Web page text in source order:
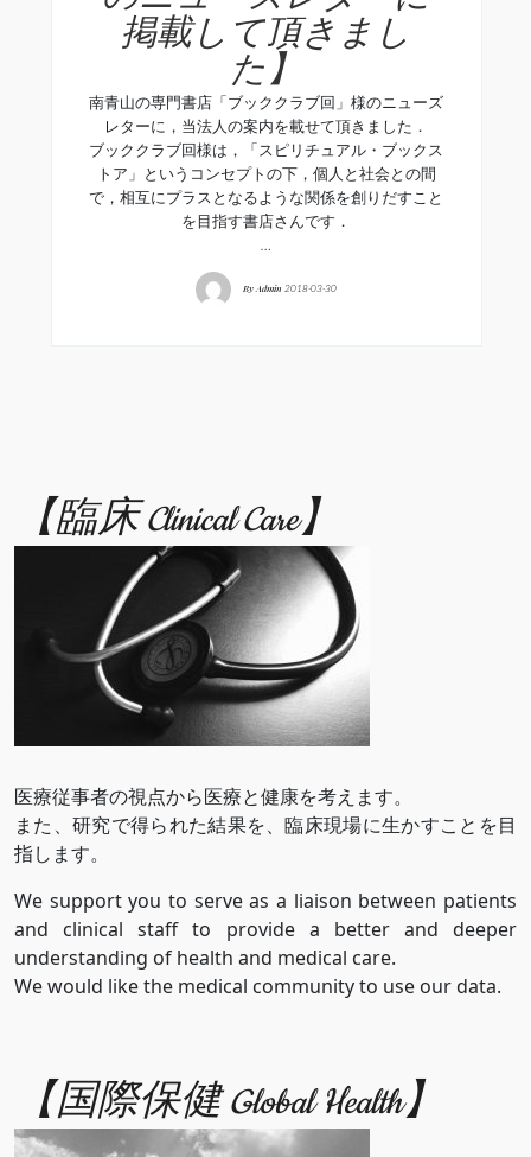
掲載して頂きまし
た】
南青山の専門書店「ブッククラブ回」様のニューズ
レターに，当法人の案内を載せて頂きました．
ブッククラブ回様は，「スピリチュアル・ブックス
トア」というコンセプトの下，個人と社会との間
で，相互にプラスとなるような関係を創りだすこと
を目指す書店さんです．
…
ByAdmin 2018-03-30
【臨床 Clinical Care】
医療従事者の視点から医療と健康を考えます。
また、研究で得られた結果を、臨床現場に生かすことを目
指します。
We support you to serve as a liaison between patients
and clinical staff to provide a better and deeper
understanding of health and medical care.
We would like the medical community to use our data.
【国際保健 Global Health】